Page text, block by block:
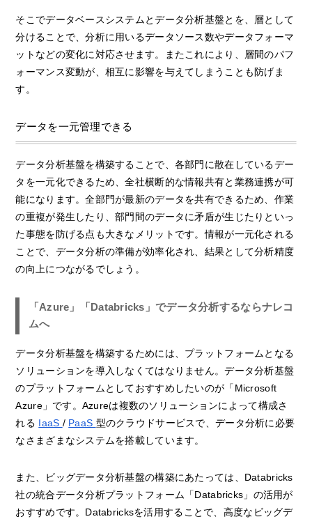
そこでデータベースシステムとデータ分析基盤とを、層として
分けることで、分析に用いるデータソース数やデータフォーマ
ットなどの変化に対応させます。またこれにより、層間のパフ
ォーマンス変動が、相互に影響を与えてしまうことも防げま
す。
データを一元管理できる
データ分析基盤を構築することで、各部門に散在しているデー
タを一元化できるため、全社横断的な情報共有と業務連携が可
能になります。全部門が最新のデータを共有できるため、作業
の重複が発生したり、部門間のデータに矛盾が生じたりといっ
た事態を防げる点も大きなメリットです。情報が一元化される
ことで、データ分析の準備が効率化され、結果として分析精度
の向上につながるでしょう。
「Azure」「Databricks」でデータ分析するならナレコ
ムへ
データ分析基盤を構築するためには、プラットフォームとなる
ソリューションを導入しなくてはなりません。データ分析基盤
のプラットフォームとしておすすめしたいのが「Microsoft
Azure」です。Azureは複数のソリューションによって構成さ
れる IaaS / PaaS 型のクラウドサービスで、データ分析に必要
なさまざまなシステムを搭載しています。
また、ビッグデータ分析基盤の構築にあたっては、Databricks
社の統合データ分析プラットフォーム「Databricks」の活用が
おすすめです。Databricksを活用することで、高度なビッグデ